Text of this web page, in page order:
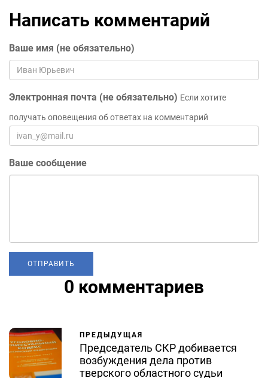
Написать комментарий
Ваше имя (не обязательно)
Электронная почта (не обязательно) Если хотите
получать оповещения об ответах на комментарий
Ваше сообщение
0 комментариев
ПРЕДЫДУЩАЯ
Председатель СКР добивается
возбуждения дела против
тверского областного судьи